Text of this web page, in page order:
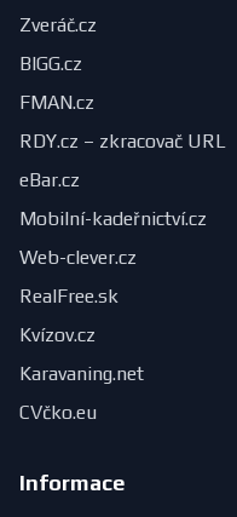
Zveráč.cz
BIGG.cz
FMAN.cz
RDY.cz – zkracovač URL
eBar.cz
Mobilní-kadeřnictví.cz
Web-clever.cz
RealFree.sk
Kvízov.cz
Karavaning.net
CVčko.eu
Informace